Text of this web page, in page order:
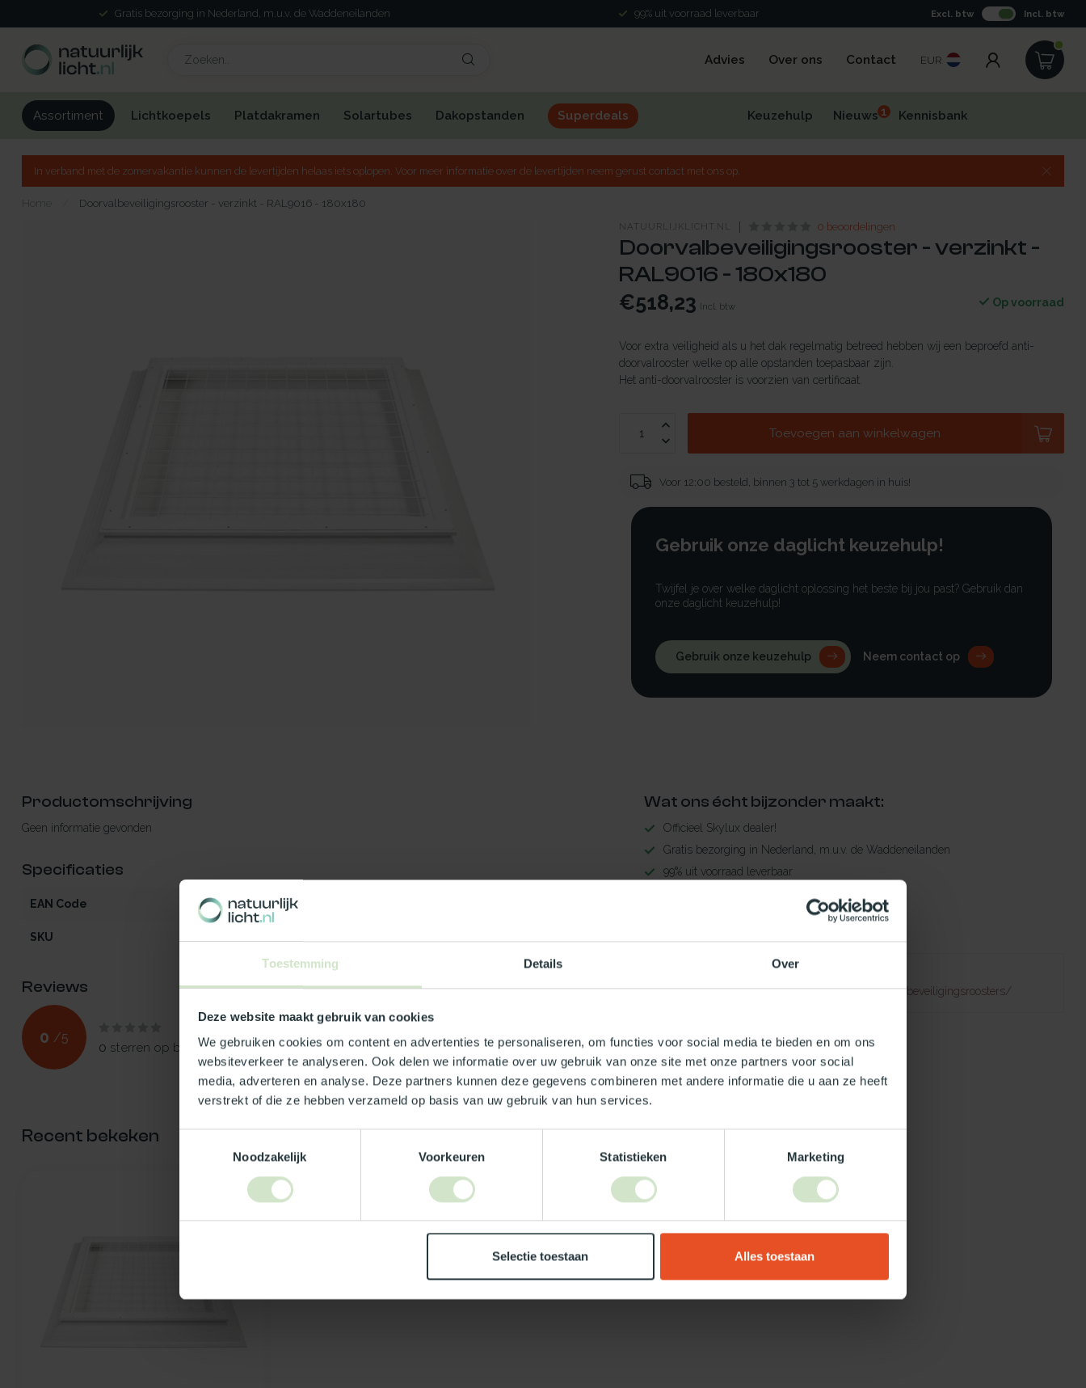
Toestemming Details Over
Deze website maakt gebruik van cookies
We gebruiken cookies om content en advertenties te personaliseren, om functies voor social media te bieden en om ons
websiteverkeer te analyseren. Ook delen we informatie over uw gebruik van onze site met onze partners voor social
media, adverteren en analyse. Deze partners kunnen deze gegevens combineren met andere informatie die u aan ze heeft
verstrekt of die ze hebben verzameld op basis van uw gebruik van hun services.
Noodzakelijk
Voorkeuren Statistieken Marketing
Selectie toestaan Alles toestaan
Gratis bezorging in Nederland, m.u.v. de Waddeneilanden 99% uit voorraad leverbaar Excl. btw Incl. btw
Advies Over ons Contact EUR
Assortiment Lichtkoepels Platdakramen Solartubes Dakopstanden Superdeals Keuzehulp Nieuws1 Kennisbank
In verband met de zomervakantie kunnen de levertijden helaas iets oplopen. Voor meer informatie over de levertijden neem gerust contact met ons op.
Home Doorvalbeveiligingsrooster - verzinkt - RAL9016 - 180x180
NATUURLIJKLICHT.NL 0 beoordelingen
Doorvalbeveiligingsrooster - verzinkt -
RAL9016 - 180x180
€518,23 Incl. btw Op voorraad
Voor extra veiligheid als u het dak regelmatig betreed hebben wij een beproefd anti-
doorvalrooster welke op alle opstanden toepasbaar zijn.
Het anti-doorvalrooster is voorzien van certificaat.
Toevoegen aan winkelwagen
Voor 12:00 besteld, binnen 3 tot 5 werkdagen in huis!
Gebruik onze daglicht keuzehulp!
Twijfel je over welke daglicht oplossing het beste bij jou past? Gebruik dan
onze daglicht keuzehulp!
Gebruik onze keuzehulp Neem contact op
Productomschrijving
Geen informatie gevonden
Specificaties
EAN Code 5412970457183
SKU
Reviews
0 /5
0 sterren op basis van0beoordelingen
Je beoordeling toevoegen
Wat ons écht bijzonder maakt:
Officieel Skylux dealer!
Gratis bezorging in Nederland, m.u.v. de Waddeneilanden
99% uit voorraad leverbaar
TypeError: Failed to fetch
https://www.natuurlijklicht.nl/accessoires/doorvalbeveiligingsroosters/
Recent bekeken